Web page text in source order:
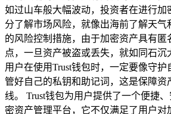
如过山车般大幅波动，投资者在进行加
分了解市场风险，就像出海前了解天气
的风险控制措施，由于加密资产具有匿
点，一旦资产被盗或丢失，就如同石沉
用户在使用Trust钱包时，一定要像守
管好自己的私钥和助记词，这是保障资
线。 Trust钱包为用户提供了一个便捷
密资产管理平台，它不仅满足了用户对